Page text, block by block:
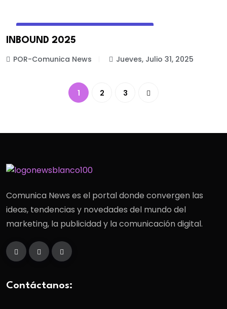
INBOUND 2025
POR-Comunica News Jueves, Julio 31, 2025
1 2 3
Comunica News es el portal donde convergen las
ideas, tendencias y novedades del mundo del
marketing, la publicidad y la comunicación digital.
Contáctanos: